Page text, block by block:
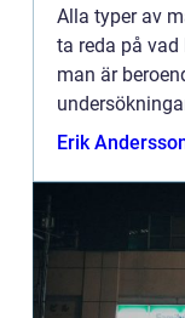
Alla typer av
ta reda på
man är
Erik